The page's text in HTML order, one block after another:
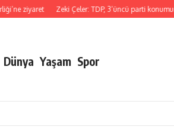
Zeki Çeler: TDP, 3’üncü parti konumunda
Dünya Yaşam Spor